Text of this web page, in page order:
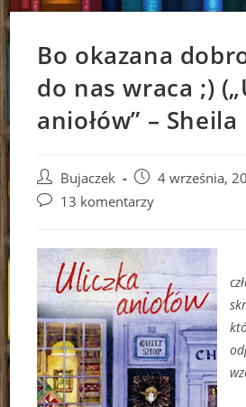
Bo okazana
do nas wraca ;)
aniołów” –
Post
author:
Bujaczek
Post
published:
4 września,
Post13 komentarzy